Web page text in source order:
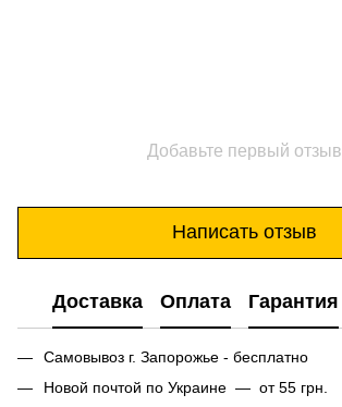
Добавьте первый отзыв
Написать отзыв
Доставка Оплата Гарантия
Самовывоз г. Запорожье - бесплатно
Новой почтой по Украине — от 55 грн.